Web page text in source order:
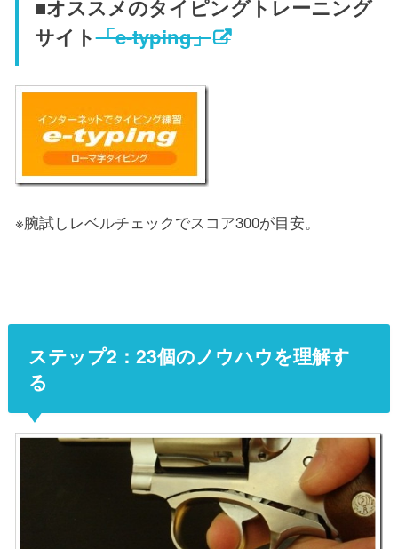
■オススメのタイピングトレーニング
サイト「e-typing」
※腕試しレベルチェックでスコア300が目安。
ステップ2：23個のノウハウを理解す
る